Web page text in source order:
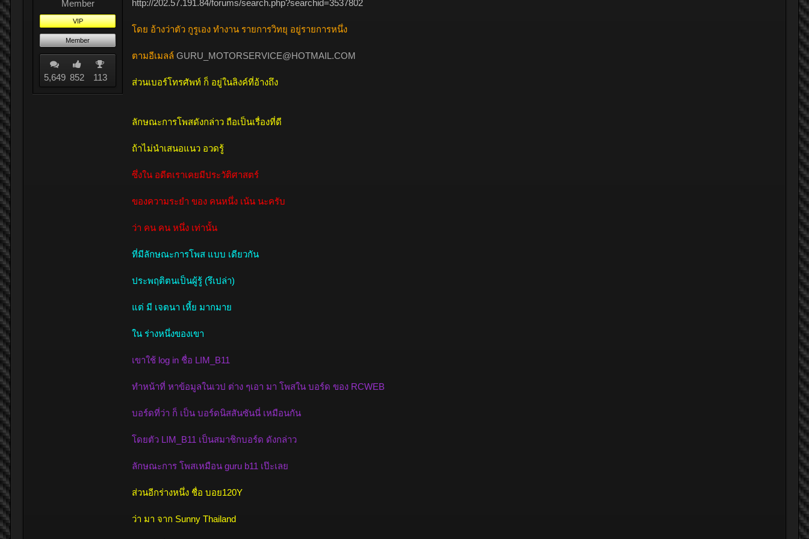
Member
VIP
Member
5,649 852 113
http://202.57.191.84/forums/search.php?searchid=3537802
โดย อ้างว่าตัว กูรูเอง ทำงาน รายการวิทยุ อยู่รายการหนึ่ง
ตามอีเมลล์ GURU_MOTORSERVICE@HOTMAIL.COM
ส่วนเบอร์โทรศัพท์ ก็ อยู่ในลิงค์ที่อ้างถึง
ลักษณะการโพสดังกล่าว ถือเป็นเรื่องที่ดี
ถ้าไม่นำเสนอแนว อวดรู้
ซึ่งใน อดีตเราเคยมีประวัติศาสตร์
ของความระยำ ของ คนหนึ่ง เน้น นะครับ
ว่า คน คน หนึ่ง เท่านั้น
ที่มีลักษณะการโพส แบบ เดียวกัน
ประพฤติตนเป็นผู้รู้ (รึเปล่า)
แต่ มี เจตนา เหี้ย มากมาย
ใน ร่างหนึ่งของเขา
เขาใช้ log in ชื่อ LIM_B11
ทำหน้าที่ หาข้อมูลในเวป ต่าง ๆเอา มา โพสใน บอร์ด ของ RCWEB
บอร์ดที่ว่า ก็ เป็น บอร์ดนิสสันซันนี่ เหมือนกัน
โดยตัว LIM_B11 เป็นสมาชิกบอร์ด ดังกล่าว
ลักษณะการ โพสเหมือน guru b11 เป๊ะเลย
ส่วนอีกร่างหนึ่ง ชื่อ บอย120Y
ว่า มา จาก Sunny Thailand